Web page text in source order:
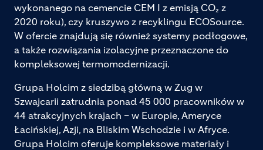
wykonanego na cemencie CEM I z emisją CO₂ z
2020 roku), czy kruszywo z recyklingu ECOSource.
W ofercie znajdują się również systemy podłogowe,
a także rozwiązania izolacyjne przeznaczone do
kompleksowej termomodernizacji.
Grupa Holcim z siedzibą główną w Zug w
Szwajcarii zatrudnia ponad 45 000 pracowników w
44 atrakcyjnych krajach – w Europie, Ameryce
Łacińskiej, Azji, na Bliskim Wschodzie i w Afryce.
Grupa Holcim oferuje kompleksowe materiały i